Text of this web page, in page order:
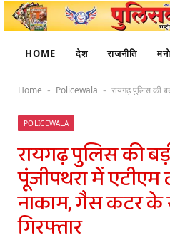
HOME देश राजनीति
Home - Policewala - रायगढ़ पुलिस की बड़ी कामयाबी:
POLICEWALA
रायगढ़ पुलिस की
पूंजीपथरा में
नाकाम, गैस कटर के
गिरफ्तार